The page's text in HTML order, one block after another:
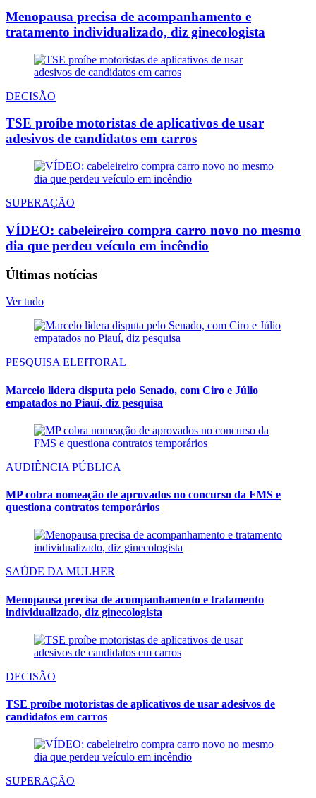
Menopausa precisa de acompanhamento e
tratamento individualizado, diz ginecologista
DECISÃO
TSE proíbe motoristas de aplicativos de usar
adesivos de candidatos em carros
SUPERAÇÃO
VÍDEO: cabeleireiro compra carro novo no mesmo
dia que perdeu veículo em incêndio
Últimas notícias
Ver tudo
PESQUISA ELEITORAL
Marcelo lidera disputa pelo Senado, com Ciro e Júlio
empatados no Piauí, diz pesquisa
AUDIÊNCIA PÚBLICA
MP cobra nomeação de aprovados no concurso da FMS e
questiona contratos temporários
SAÚDE DA MULHER
Menopausa precisa de acompanhamento e tratamento
individualizado, diz ginecologista
DECISÃO
TSE proíbe motoristas de aplicativos de usar adesivos de
candidatos em carros
SUPERAÇÃO